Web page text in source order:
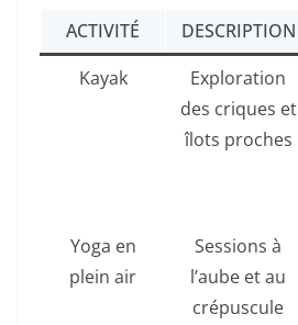
ACTIVITÉ DESCRIPTION
Kayak
Exploration
des criques et
îlots proches
Yoga en
plein air
Sessions à
l’aube et au
crépuscule